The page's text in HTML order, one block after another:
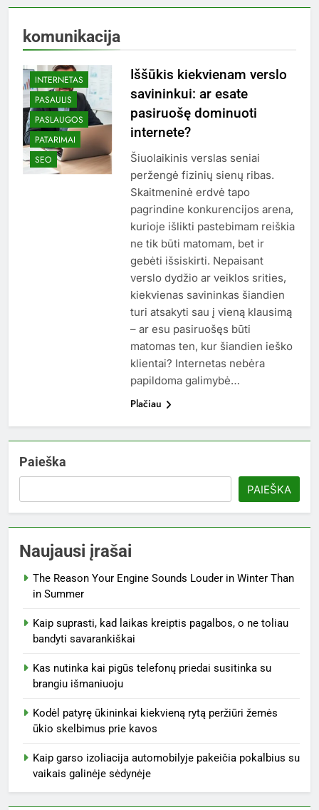
komunikacija
INTERNETAS
PASAULIS
PASLAUGOS
PATARIMAI
SEO
Iššūkis kiekvienam verslo
savininkui: ar esate
pasiruošę dominuoti
internete?
Šiuolaikinis verslas seniai
peržengė fizinių sienų ribas.
Skaitmeninė erdvė tapo
pagrindine konkurencijos arena,
kurioje išlikti pastebimam reiškia
ne tik būti matomam, bet ir
gebėti išsiskirti. Nepaisant
verslo dydžio ar veiklos srities,
kiekvienas savininkas šiandien
turi atsakyti sau į vieną klausimą
– ar esu pasiruošęs būti
matomas ten, kur šiandien ieško
klientai? Internetas nebėra
papildoma galimybė…
Plačiau
Paieška
PAIEŠKA
Naujausi įrašai
The Reason Your Engine Sounds Louder in Winter Than
in Summer
Kaip suprasti, kad laikas kreiptis pagalbos, o ne toliau
bandyti savarankiškai
Kas nutinka kai pigūs telefonų priedai susitinka su
brangiu išmaniuoju
Kodėl patyrę ūkininkai kiekvieną rytą peržiūri žemės
ūkio skelbimus prie kavos
Kaip garso izoliacija automobilyje pakeičia pokalbius su
vaikais galinėje sėdynėje